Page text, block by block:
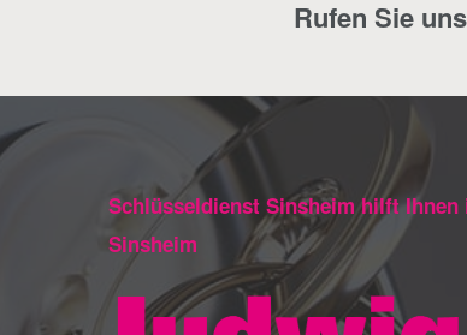
Rufen Sie
Schlüsseldienst Sinsheim hilft Ihnen
Sinsheim